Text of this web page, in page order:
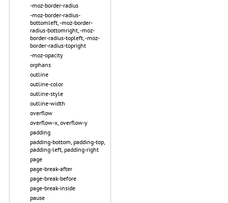
-moz-border-radius
-moz-border-radius-
bottomleft, -moz-border-
radius-bottomright, -moz-
border-radius-topleft, -moz-
border-radius-topright
-moz-opacity
orphans
outline
outline-color
outline-style
outline-width
overflow
overflow-x, overflow-y
padding
padding-bottom, padding-top,
padding-left, padding-right
page
page-break-after
page-break-before
page-break-inside
pause